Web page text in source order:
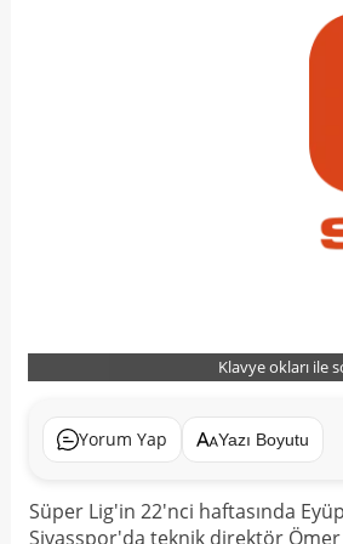
Klavye okları ile
Yorum Yap Yazı Boyutu
Süper Lig'in 22'nci haftasında
Sivasspor'da teknik direktör